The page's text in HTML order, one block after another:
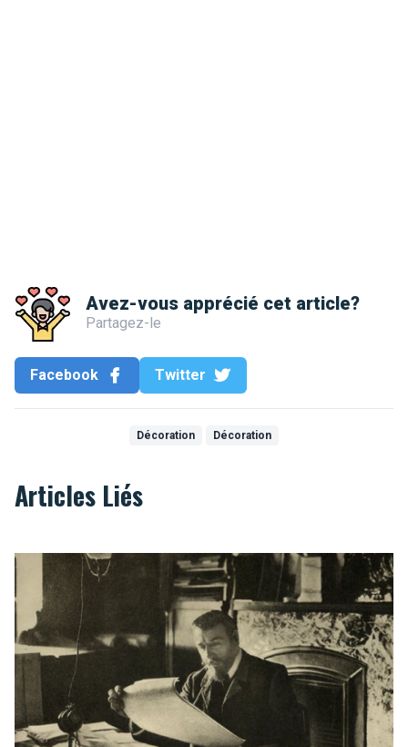
Avez-vous apprécié cet article?
Partagez-le
Facebook Twitter
Décoration Décoration
Articles Liés
Victor Horta, père de l’Art nouveau à Bruxelles